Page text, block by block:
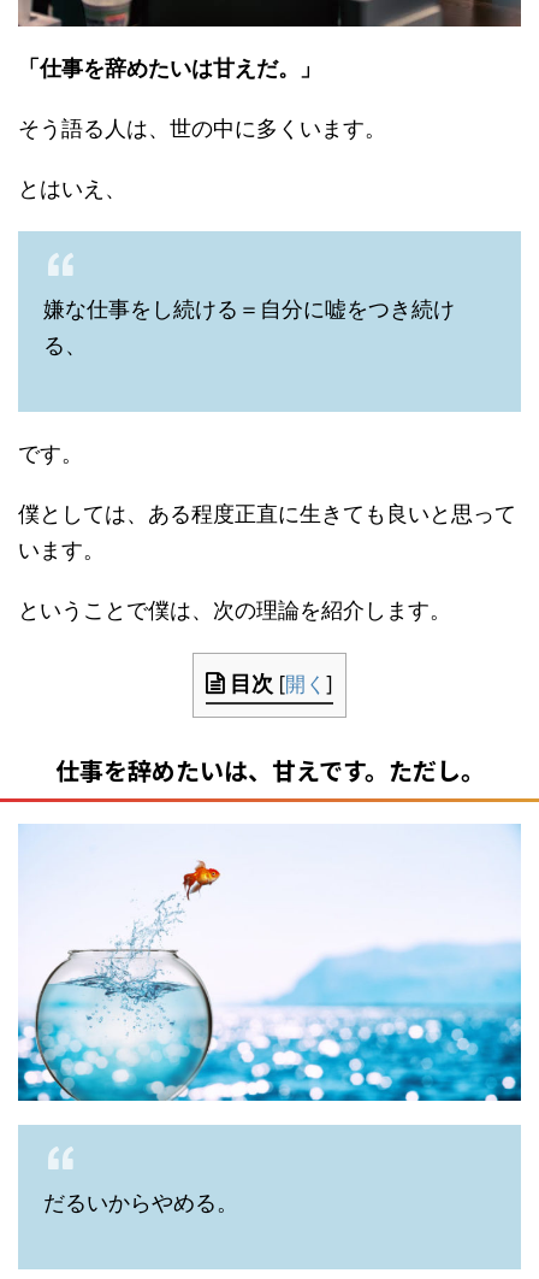
「仕事を辞めたいは甘えだ。」
そう語る人は、世の中に多くいます。
とはいえ、
嫌な仕事をし続ける＝自分に嘘をつき続け
る、
です。
僕としては、ある程度正直に生きても良いと思って
います。
ということで僕は、次の理論を紹介します。
目次 [開く ]
仕事を辞めたいは、甘えです。ただし。
だるいからやめる。